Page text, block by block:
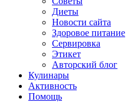
Диеты
Новости сайта
Здоровое питание
Сервировка
Этикет
Авторский блог
Кулинары
Активность
Помощь